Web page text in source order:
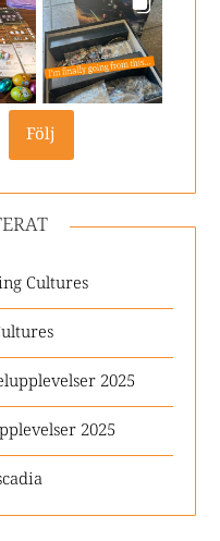
Följ
Cultures
2025
2025